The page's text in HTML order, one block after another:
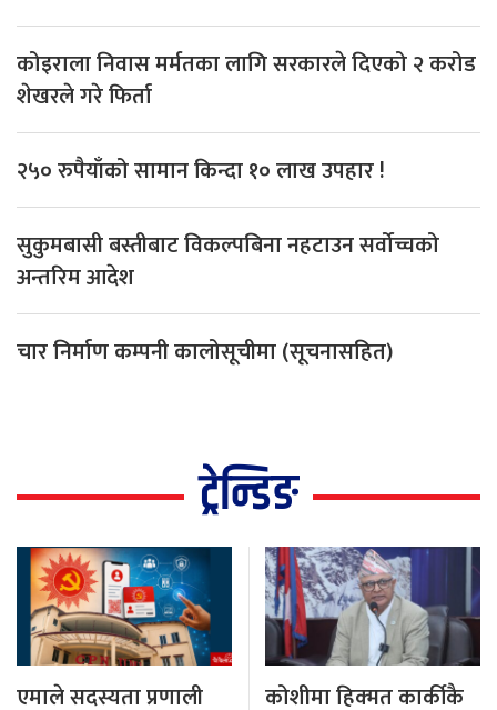
कोइराला निवास मर्मतका लागि सरकारले दिएको २ करोड
शेखरले गरे फिर्ता
२५० रुपैयाँको सामान किन्दा १० लाख उपहार !
सुकुमबासी बस्तीबाट विकल्पबिना नहटाउन सर्वोच्चको
अन्तरिम आदेश
चार निर्माण कम्पनी कालोसूचीमा (सूचनासहित)
ट्रेन्डिङ
एमाले सदस्यता प्रणाली
कोशीमा हिक्मत कार्कीकै